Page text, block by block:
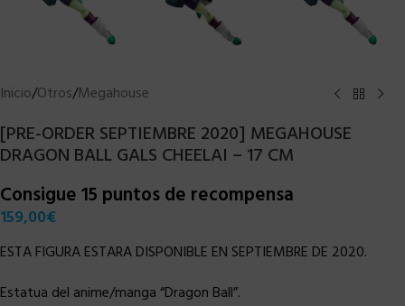
Inicio/Otros/Megahouse
[PRE-ORDER SEPTIEMBRE 2020] MEGAHOUSE
DRAGON BALL GALS CHEELAI – 17 CM
Consigue 15 puntos de recompensa
159,00€
ESTA FIGURA ESTARA DISPONIBLE EN SEPTIEMBRE DE 2020.
Estatua del anime/manga “Dragon Ball”.